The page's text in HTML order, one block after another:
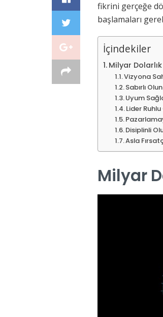
fikrini gerçeğe
başlamaları
İçindekiler
Milyar
Vizyona
Sabırlı Olun
Uyum
Lider
Disiplinli
Asla
Milyar